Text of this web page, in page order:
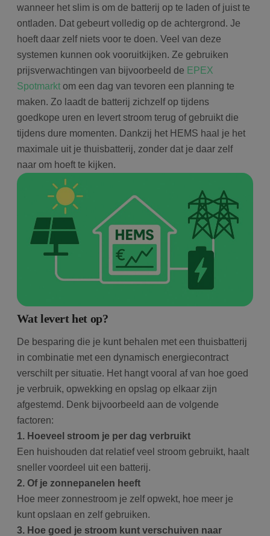
wanneer het slim is om de batterij op te laden of juist te
ontladen. Dat gebeurt volledig op de achtergrond. Je
hoeft daar zelf niets voor te doen. Veel van deze
systemen kunnen ook vooruitkijken. Ze gebruiken
prijsverwachtingen van bijvoorbeeld de EPEX
Spotmarktom een dag van tevoren een planning te
maken. Zo laadt de batterij zichzelf op tijdens
goedkope uren en levert stroom terug of gebruikt die
tijdens dure momenten. Dankzij het HEMS haal je het
maximale uit je thuisbatterij, zonder dat je daar zelf
naar om hoeft te kijken.
Wat levert het op?
De besparing die je kunt behalen met een thuisbatterij
in combinatie met een dynamisch energiecontract
verschilt per situatie. Het hangt vooral af van hoe goed
je verbruik, opwekking en opslag op elkaar zijn
afgestemd. Denk bijvoorbeeld aan de volgende
factoren:
1. Hoeveel stroom je per dag verbruikt
Een huishouden dat relatief veel stroom gebruikt, haalt
sneller voordeel uit een batterij.
2. Of je zonnepanelen heeft
Hoe meer zonnestroom je zelf opwekt, hoe meer je
kunt opslaan en zelf gebruiken.
3. Hoe goed je stroom kunt verschuiven naar